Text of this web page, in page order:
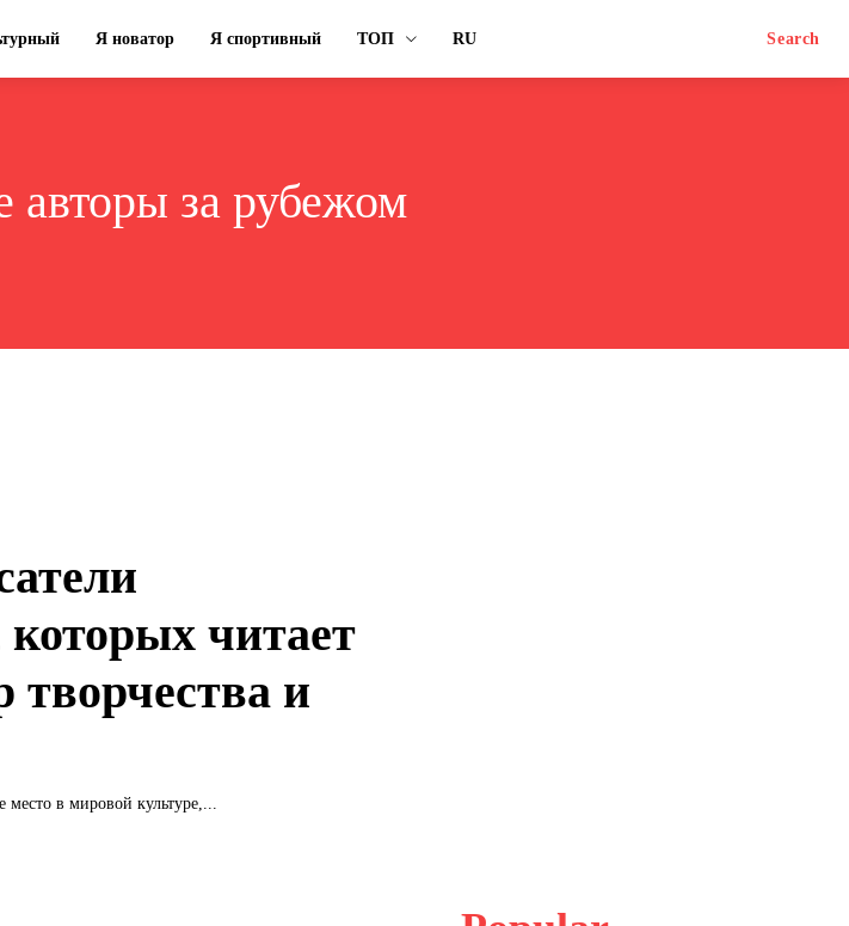
Я новатор Я спортивный ТОП RU Search
авторы за рубежом
читает
творчества и
место в мировой культуре,...